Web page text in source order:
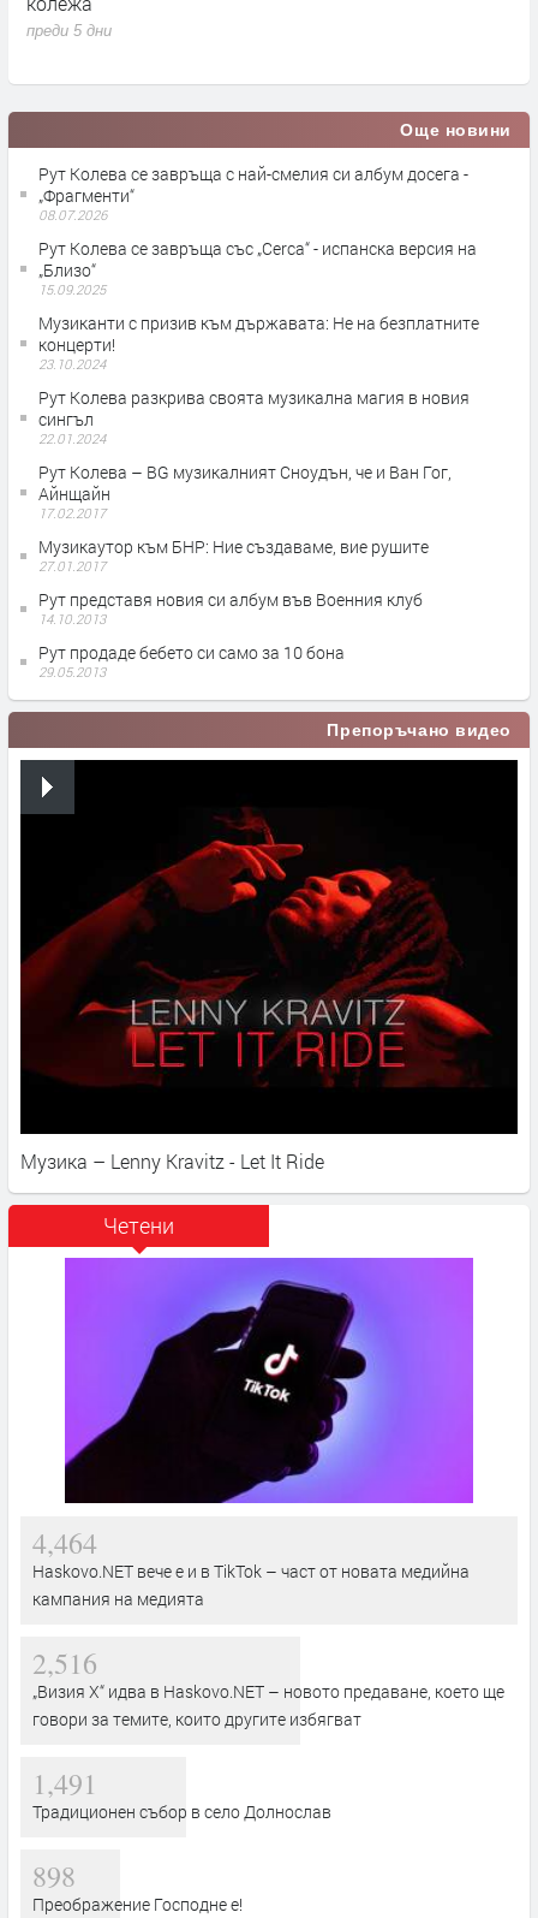
седмица
Още новини
Рут Колева се завръща с най-смелия си албум досега -
„Фрагменти“
08.07.2026
Рут Колева се завръща със „Cerca“ - испанскa версия на
„Близо“
15.09.2025
Музиканти с призив към държавата: Не на безплатните
концерти!
23.10.2024
Рут Колева разкрива своята музикална магия в новия
сингъл
22.01.2024
Рут Колева – BG музикалният Сноудън, че и Ван Гог,
Айнщайн
17.02.2017
Музикаутор към БНР: Ние създаваме, вие рушите
27.01.2017
Рут представя новия си албум във Военния клуб
14.10.2013
Рут продаде бебето си само за 10 бона
29.05.2013
Препоръчано видео
Музика – Lenny Kravitz - Let It Ride
Четени
4,464
Haskovo.NET вече е и в TikTok – част от новата медийна
кампания на медията
2,516
„Визия Х“ идва в Haskovo.NET – новото предаване, което ще
говори за темите, които другите избягват
1,491
Традиционен събор в село Долнослав
898
Преображение Господне е!